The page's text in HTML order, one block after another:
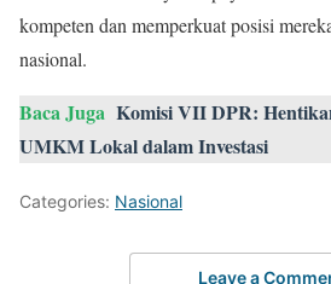
kompeten dan memperkuat posisi
nasional.
Baca Juga Komisi VII DPR:
UMKM Lokal dalam Investasi
Categories: Nasional
Leave a